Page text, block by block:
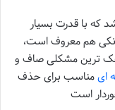
که با قدرت بسیار
هم معروف است،
ترین مشکلی صاف و
ایمناسب برای حذف
است